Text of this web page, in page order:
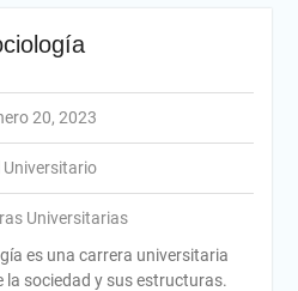
20, 2023
Universitario
Universitarias
es una carrera universitaria
la sociedad y sus estructuras.